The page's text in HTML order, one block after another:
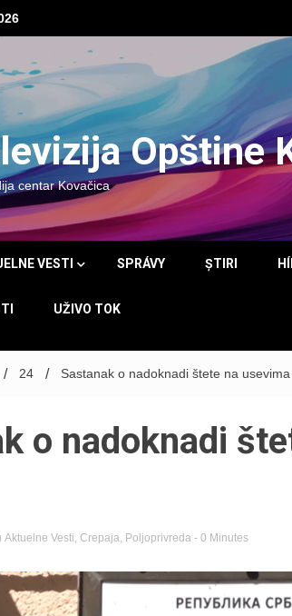
Opštine
centar Kovačica
VESTI SPRÁVY ȘTIRI
UŽIVO TOK
24 Sastanak o nadoknadi štete na
o nadoknadi
Aktuelne Vesti Crepaja Poljoprivreda - 0 Minutes